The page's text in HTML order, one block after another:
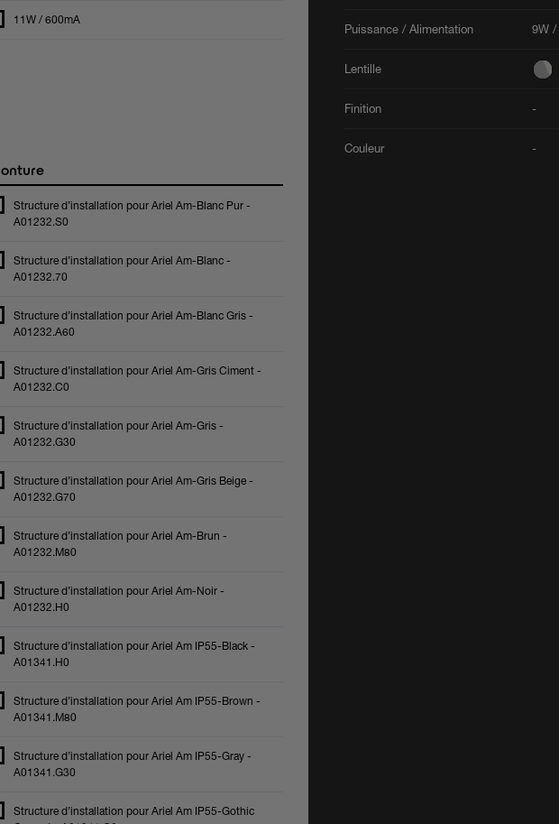
11W / 600mA
Structure d’installation pour Ariel Am-Blanc Pur -
A01232.S0
Structure d’installation pour Ariel Am-Blanc -
A01232.70
Structure d’installation pour Ariel Am-Blanc Gris -
A01232.A60
Structure d’installation pour Ariel Am-Gris Ciment -
A01232.C0
Structure d’installation pour Ariel Am-Gris -
A01232.G30
Structure d’installation pour Ariel Am-Gris Beige -
A01232.G70
Structure d’installation pour Ariel Am-Brun -
A01232.M80
Structure d’installation pour Ariel Am-Noir -
A01232.H0
Structure d’installation pour Ariel Am IP55-Black -
A01341.H0
Structure d’installation pour Ariel Am IP55-Brown -
A01341.M80
Structure d’installation pour Ariel Am IP55-Gray -
A01341.G30
Structure d’installation pour Ariel Am IP55-Gothic
Puissance / Alimentation 9W /
Lentille
Finition -
Couleur -